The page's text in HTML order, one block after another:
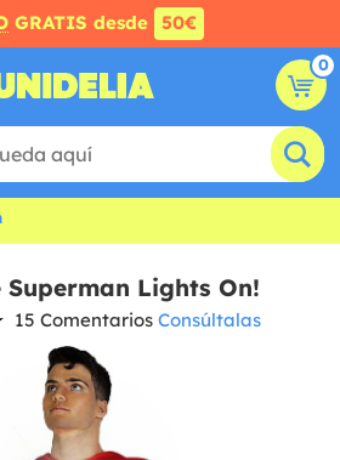
GRATIS desde 50€
0
Lights On!
15 Comentarios Consúltalas